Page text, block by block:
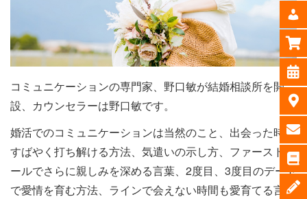
コミュニケーションの専門家、野口敏が結婚相談所を開
設、カウンセラーは野口敏です。
婚活でのコミュニケーションは当然のこと、出会った時に
すばやく打ち解ける方法、気遣いの示し方、ファーストコ
ールでさらに親しみを深める言葉、2度目、3度目のデート
で愛情を育む方法、ラインで会えない時間も愛育てる言葉